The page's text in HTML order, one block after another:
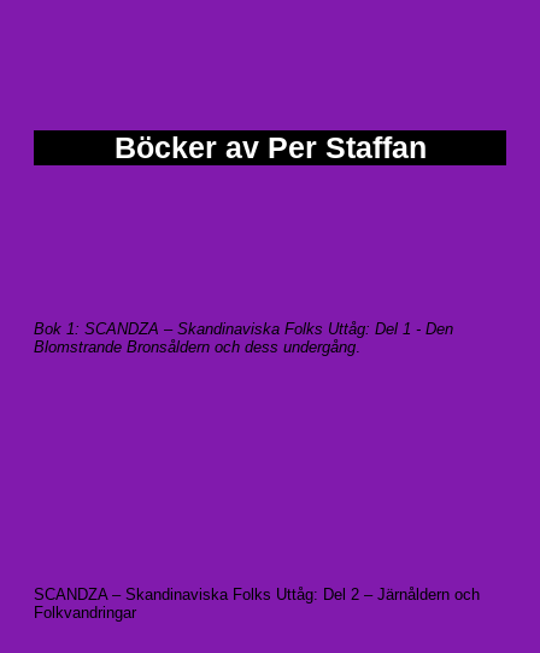
Böcker av Per Staffan
Bok 1: SCANDZA – Skandinaviska Folks Uttåg: Del 1 - Den
Blomstrande Bronsåldern och dess undergång
SCANDZA – Skandinaviska Folks Uttåg: Del 2 – Järnåldern och
Folkvandringar